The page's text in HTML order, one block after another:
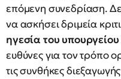
επόμενη συνεδρίαση.
να ασκήσει δριμεία
ηγεσία του
ευθύνες για τον τρόπο
τις συνθήκες